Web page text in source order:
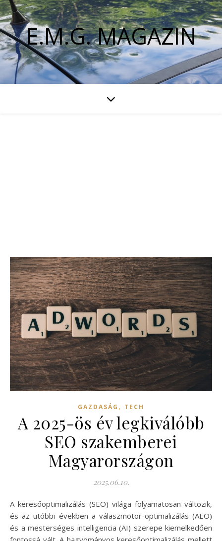
E.M.G. MAGAZIN
GAZDASÁG , TECH
A 2025-ös év legkiválóbb
SEO szakemberei
Magyarországon
2025.06.10.
A keresőoptimalizálás (SEO) világa folyamatosan változik,
és az utóbbi években a válaszmotor-optimalizálás (AEO)
és a mesterséges intelligencia (AI) szerepe kiemelkedően